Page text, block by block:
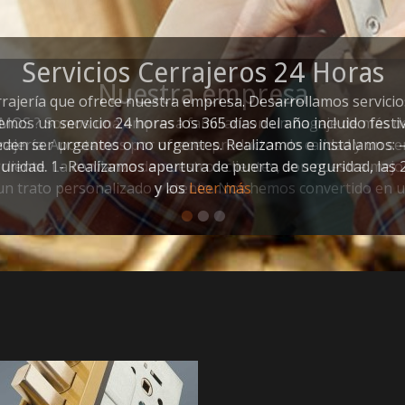
•••
Nuestra empresa
? Somos una empresa familiar con un bagaje de más
Apostamos por ofrecer productos de calidad y un
La confianza de nuestros clientes, son nuestra
trato personalizado y atento. Nos hemos convertido en